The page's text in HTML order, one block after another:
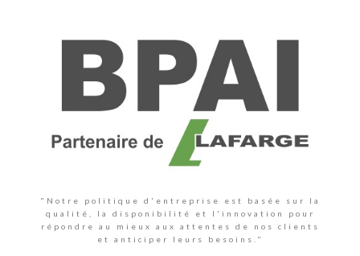
"Notre politique d'entreprise est basée sur la
qualité, la disponibilité et l'innovation pour
répondre au mieux aux attentes de nos clients
et anticiper leurs besoins."